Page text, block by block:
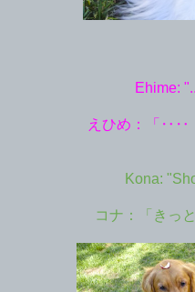
Ehime:
えひめ：「‥‥
Kona:
コナ：「きっ